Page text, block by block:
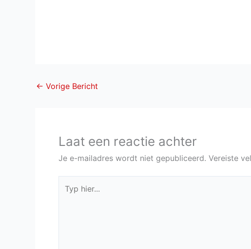
← Vorige Bericht
Laat een reactie achter
Je e-mailadres wordt niet gepubliceerd. Vereiste
hier...